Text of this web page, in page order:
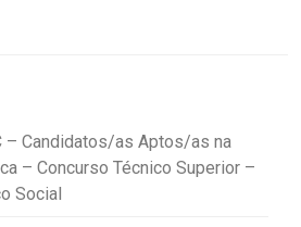
– Candidatos/as Aptos/as na
– Concurso Técnico Superior –
Social